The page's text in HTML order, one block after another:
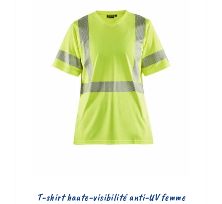
T-shirt haute-visibilité anti-UV femme